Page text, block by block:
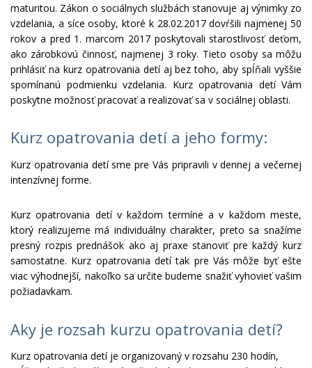
maturitou. Zákon o sociálnych službách stanovuje aj výnimky zo
vzdelania, a síce osoby, ktoré k 28.02.2017 dovŕšili najmenej 50
rokov a pred 1. marcom 2017 poskytovali starostlivosť deťom,
ako zárobkovú činnosť, najmenej 3 roky. Tieto osoby sa môžu
prihlásiť na kurz opatrovania detí aj bez toho, aby spĺňali vyššie
spomínanú podmienku vzdelania. Kurz opatrovania detí Vám
poskytne možnosť pracovať a realizovať sa v sociálnej oblasti.
Kurz opatrovania detí a jeho formy:
Kurz opatrovania detí sme pre Vás pripravili v dennej a večernej
intenzívnej forme.
Kurz opatrovania detí v každom termíne a v každom meste,
ktorý realizujeme má individuálny charakter, preto sa snažíme
presný rozpis prednášok ako aj praxe stanoviť pre každý kurz
samostatne. Kurz opatrovania detí tak pre Vás môže byť ešte
viac výhodnejší, nakoľko sa určite budeme snažiť vyhovieť vašim
požiadavkam.
Aky je rozsah kurzu opatrovania detí?
Kurz opatrovania detí je organizovaný v rozsahu 230 hodín,